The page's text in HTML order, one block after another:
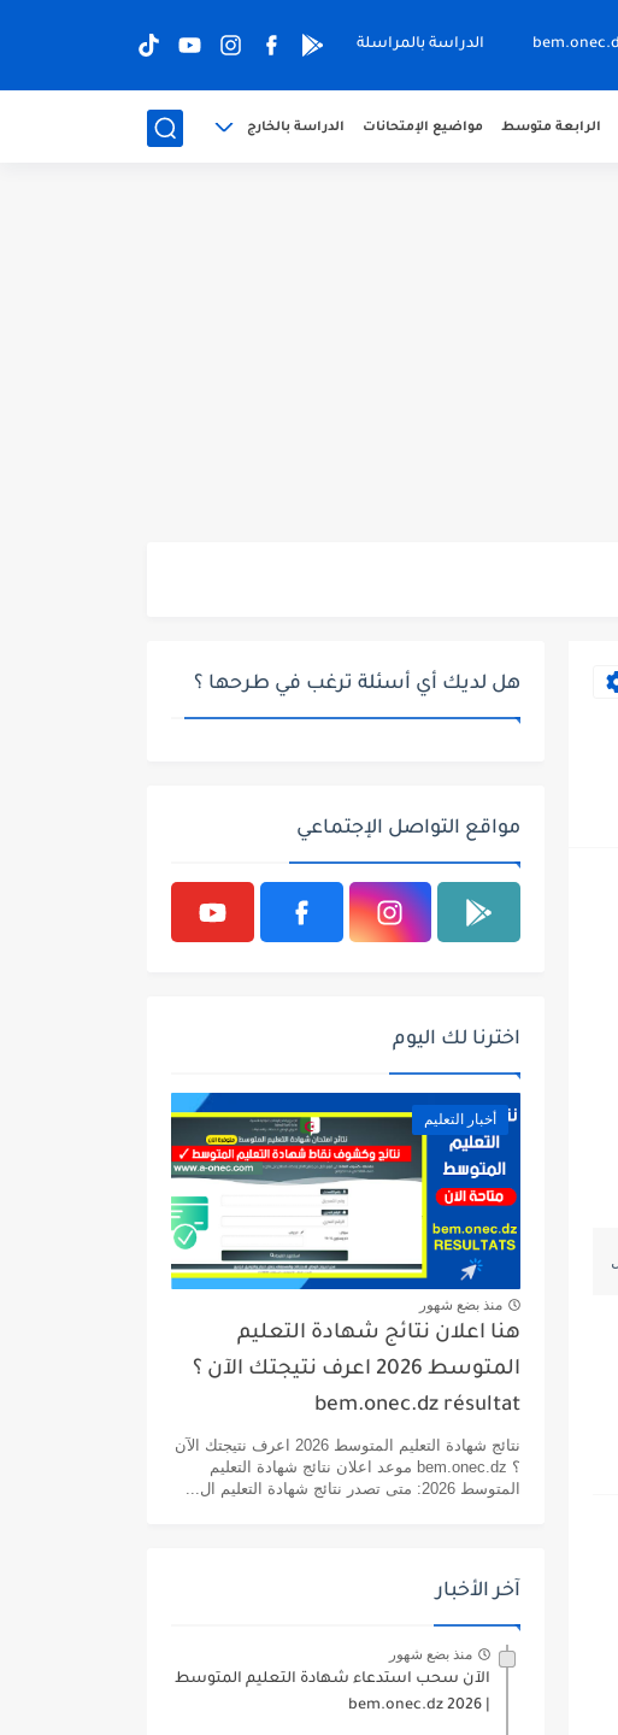
الدراسة بالمراسلة
الرابعة متوسط مواضيع الإمتحانات الدراسة بالخارج
هل لديك أي أسئلة ترغب في طرحها ؟
مواقع التواصل الإجتماعي
اخترنا لك اليوم
أخبار التعليم
منذ بضع شهور
هنا اعلان نتائج شهادة التعليم
المتوسط 2026 اعرف نتيجتك الآن ؟
bem.onec.dz résultat
نتائج شهادة التعليم المتوسط 2026 اعرف نتيجتك الآن
؟ bem.onec.dz موعد اعلان نتائج شهادة التعليم
المتوسط 2026: متى تصدر نتائج شهادة التعليم ال...
آخر الأخبار
منذ بضع شهور
الآن سحب استدعاء شهادة التعليم المتوسط